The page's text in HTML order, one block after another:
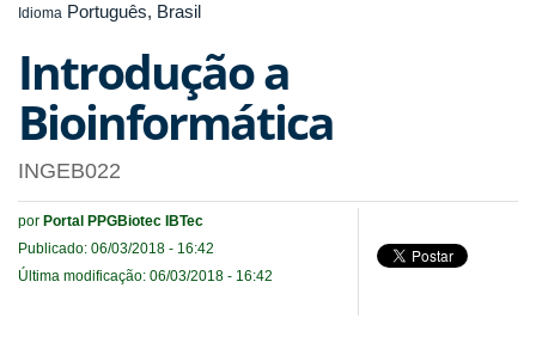
Idioma Português, Brasil
Introdução a
Bioinformática
INGEB022
por Portal PPGBiotec IBTec
Publicado: 06/03/2018 - 16:42
Última modificação: 06/03/2018 - 16:42